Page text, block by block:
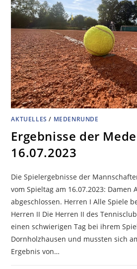
AKTUELLES / MEDENRUNDE
Ergebnisse der
16.07.2023
Die Spielergebnisse der
vom Spieltag am 16.07.2023: Damen
abgeschlossen. Herren I Alle Spiele
Herren II Die Herren II des
einen schwierigen Tag bei ihrem
Dornholzhausen und mussten sich
Ergebnis von…